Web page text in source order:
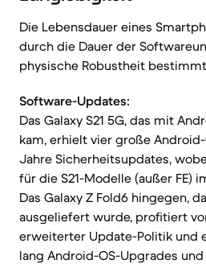
Die Lebensdauer eines
durch die Dauer der
physische Robustheit
Software-Updates:
Das Galaxy S21 5G, das mit
kam, erhielt vier große
Jahre Sicherheitsupdates,
für die S21-Modelle (außer FE)
Das Galaxy Z Fold6 hingegen,
ausgeliefert wurde, profitiert
erweiterter Update-Politik und
lang Android-OS-Upgrades